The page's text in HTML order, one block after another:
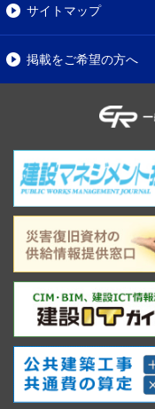
サイトマップ
掲載をご希望の方へ